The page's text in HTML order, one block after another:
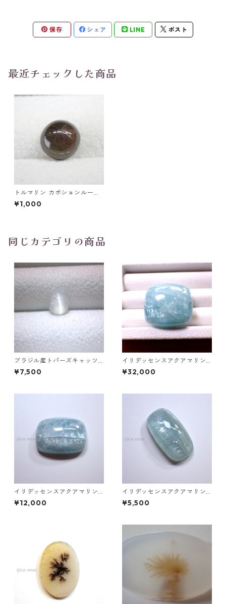
保存 シェア LINE ポスト
最近チェックした商品
トルマリン カボションルース
1.68ct 7.5mm*3.5mm
¥1,000
同じカテゴリの商品
ブラジル産トパーズキャッツ
アイ ラウンドカボションルー
ス 1.6ct 6.4mm*4.3mm
¥7,500
イリデッセンスアクアマリン 1
27.5ct 32.0mm*29.0mm*15.
7mm
¥32,000
イリデッセンスアクアマリン
49.3ct 28.2mm*20.8mm*9.9
mm
¥12,000
イリデッセンスアクアマリン 2
1.9ct 24.7mm*12.9mm*7.9m
m
¥5,500